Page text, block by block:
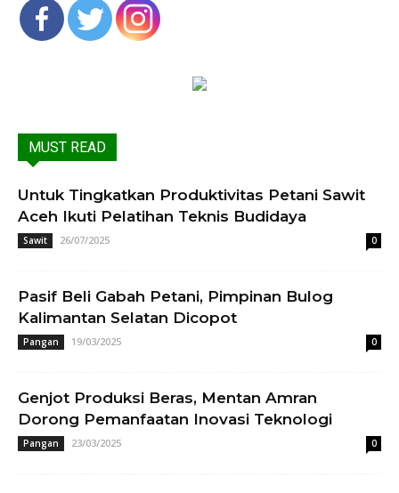
MUST READ
Untuk Tingkatkan Produktivitas Petani Sawit
Aceh Ikuti Pelatihan Teknis Budidaya
Sawit 26/07/2025 0
Pasif Beli Gabah Petani, Pimpinan Bulog
Kalimantan Selatan Dicopot
Pangan 19/03/2025 0
Genjot Produksi Beras, Mentan Amran
Dorong Pemanfaatan Inovasi Teknologi
Pangan 23/03/2025 0